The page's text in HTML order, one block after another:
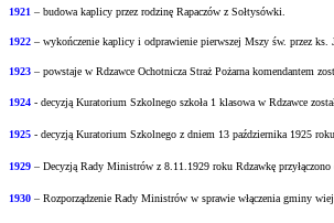
1921 – budowa kaplicy przez rodzinę Rapaczów z Sołtysówki.
1922 – wykończenie kaplicy i odprawienie pierwszej Mszy św. przez ks.
1923 – powstaje w Rdzawce Ochotnicza Straż Pożarna komendantem
1924 - decyzją Kuratorium Szkolnego szkoła 1 klasowa w Rdzawce
1925 - decyzją Kuratorium Szkolnego z dniem 13 października 1925
1929 – Decyzją Rady Ministrów z 8.11.1929 roku Rdzawkę
1930 – Rozporządzenie Rady Ministrów w sprawie włączenia gminy